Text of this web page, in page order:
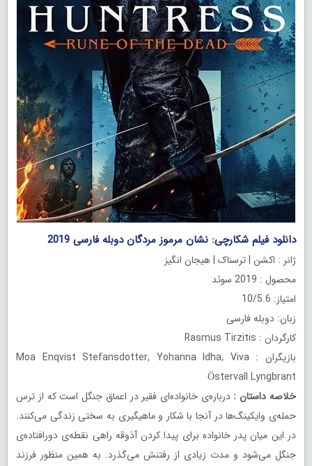
دانلود فیلم شکارچی: نشان مرموز مردگان دوبله فارسی 2019
ژانر : اکشن | ترسناک | هیجان انگیز
محصول : 2019 سوئد
امتیاز: 10/5.6
زبان: دوبله فارسی
کارگردان : Rasmus Tirzitis
بازیگران : Moa Enqvist Stefansdotter, Yohanna Idha, Viva
Östervall Lyngbrant
خلاصه داستان : درباره‌ی خانواده‌ای فقیر در اعماق جنگل است که از ترس
حمله‌ی وایکینگ‌ها در آنجا با شکار و ماهیگیری به سختی زندگی می‌کنند.
در این میان پدر خانواده برای پیدا کردن آذوقه راهی نقطه‌ی دورافتاده‌ی
جنگل می‌شود و مدت زیادی از رفتنش می‌گذرد. به همین منظور فرزند